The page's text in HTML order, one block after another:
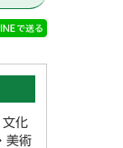
文化
美術